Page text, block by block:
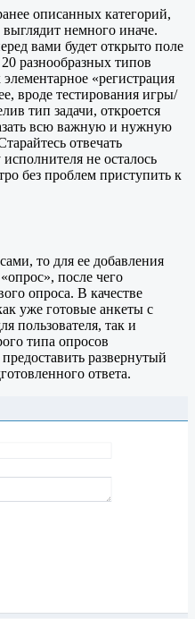
описанных категорий,
немного иначе.
вами будет открыто поле
разнообразных типов
«регистрация
вроде тестирования игры/
тип задачи, откроется
всю важную и нужную
отвечать
не осталось
без проблем приступить к
то для ее добавления
после чего
опроса. В качестве
уже готовые анкеты с
пользователя, так и
типа опросов
развернутый
ответа.